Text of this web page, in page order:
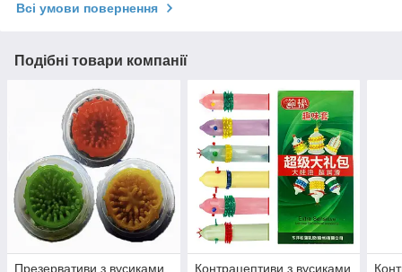
Всі умови повернення
Подібні товари компанії
Презервативи з вусиками Контрацептиви з вусиками